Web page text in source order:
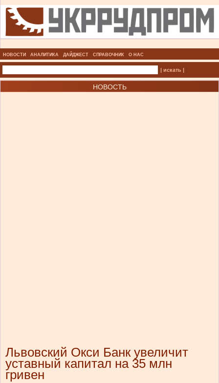
НОВОСТИ АНАЛИТИКА ДАЙДЖЕСТ СПРАВОЧНИК О НАС
| искать |
НОВОСТЬ
Львовский Окси Банк увеличит
уставный капитал на 35 млн
гривен